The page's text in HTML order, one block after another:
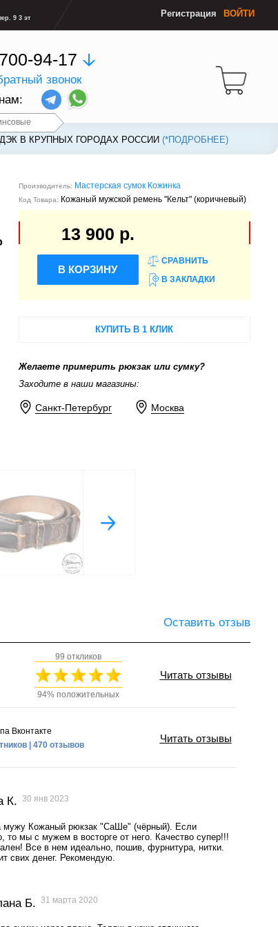
9 3 эт Регистрация ВОЙТИ
94-17
звонок
В КРУПНЫХ ГОРОДАХ РОССИИ (*ПОДРОБНЕЕ)
В КРУПНЫХ ГОРОДАХ РОССИИ (*ПОДРОБНЕЕ)
Производитель: Мастерская сумок Кожинка
Код Товара: Кожаный мужской ремень "Кельт" (коричневый)
13 900 р.
В КОРЗИНУ
СРАВНИТЬ
В ЗАКЛАДКИ
КУПИТЬ В 1 КЛИК
Желаете примерить рюкзак или сумку?
Заходите в наши магазины:
Санкт-Петербург Москва
Оставить отзыв
99 откликов
94% положительных
Читать отзывы
Вконтакте
| 470 отзывов
Читать отзывы
К. 30 янв 2023
мужу Кожаный рюкзак "СаШе" (чёрный). Если
то мы с мужем в восторге от него. Качество супер!!!
Все в нем идеально, пошив, фурнитура, нитки.
свих денег. Рекомендую.
Б. 31 марта 2020